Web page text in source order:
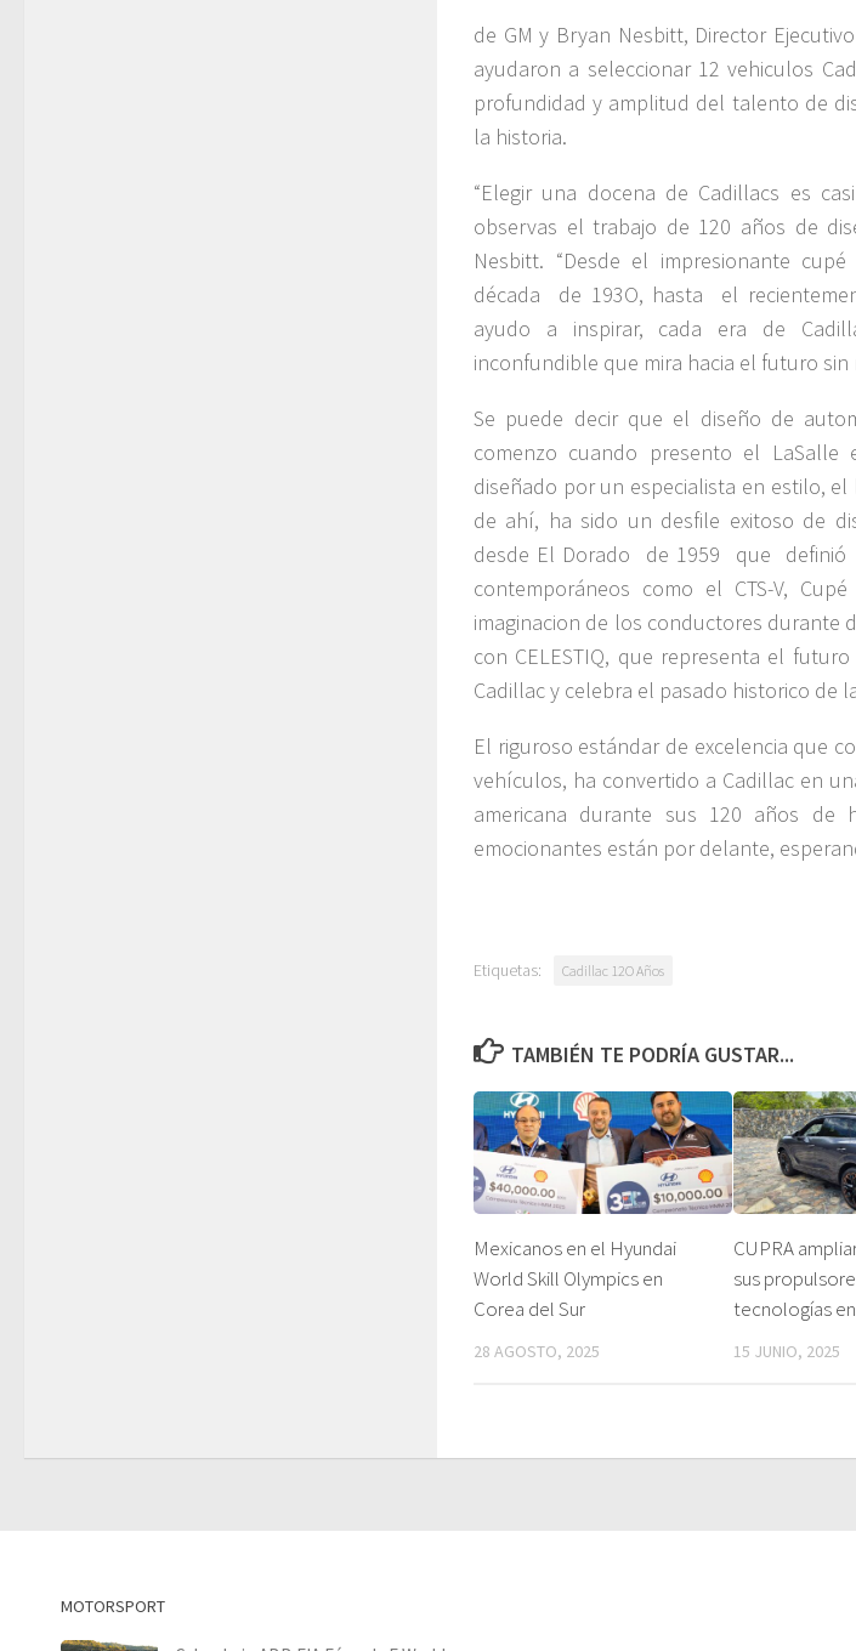
de GM y Bryan Nesbitt, Director
ayudaron a seleccionar 12 vehiculos
profundidad y amplitud del talento de
la historia.
“Elegir una docena de Cadillacs es
observas el trabajo de 120 años de
Nesbitt. “Desde el impresionante
década de 193O, hasta el
ayudo a inspirar, cada era de
inconfundible que mira hacia el futuro sin
Se puede decir que el diseño de
comenzo cuando presento el LaSalle
diseñado por un especialista en estilo,
de ahí, ha sido un desfile exitoso de
desde El Dorado de 1959 que
contemporáneos como el CTS-V,
imaginacion de los conductores durante
con CELESTIQ, que representa el
Cadillac y celebra el pasado historico de
El riguroso estándar de excelencia que
vehículos, ha convertido a Cadillac en
americana durante sus 120 años de
emocionantes están por delante,
Etiquetas: Cadillac 12O Años
TAMBIÉN TE PODRÍA GUSTAR...
Mexicanos en el Hyundai
World Skill Olympics en
Corea del Sur
28 AGOSTO, 2025
CUPRA
sus
tecnologías
15 JUNIO, 2025
MOTORSPORT